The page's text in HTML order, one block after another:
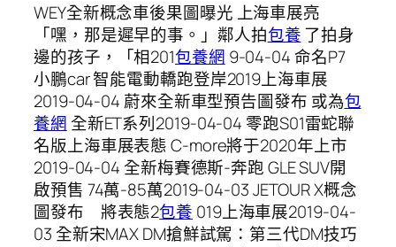
WEY全新概念車後果圖曝光 上海車展亮
「嘿，那是遲早的事。」鄰人拍包養了拍身
邊的孩子，「相201包養網 9-04-04 命名P7
小鵬car 智能電動轎跑登岸2019上海車展
2019-04-04 蔚來全新車型預告圖發布 或為包
養網全新ET系列2019-04-04 零跑S01雷蛇聯
名版上海車展表態 C-more將于2020年上市
2019-04-04 全新梅賽德斯-奔跑 GLE SUV開
啟預售 74萬-85萬2019-04-03 JETOUR X概念
圖發布 將表態2包養 019上海車展2019-04-
03 全新宋MAX DM搶鮮試駕：第三代DM技巧